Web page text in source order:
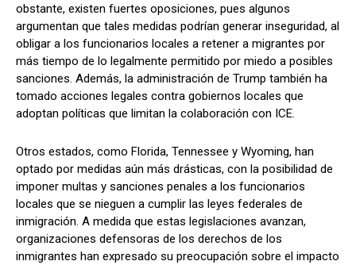
obstante, existen fuertes oposiciones, pues algunos
argumentan que tales medidas podrían generar inseguridad, al
obligar a los funcionarios locales a retener a migrantes por
más tiempo de lo legalmente permitido por miedo a posibles
sanciones. Además, la administración de Trump también ha
tomado acciones legales contra gobiernos locales que
adoptan políticas que limitan la colaboración con ICE.
Otros estados, como Florida, Tennessee y Wyoming, han
optado por medidas aún más drásticas, con la posibilidad de
imponer multas y sanciones penales a los funcionarios
locales que se nieguen a cumplir las leyes federales de
inmigración. A medida que estas legislaciones avanzan,
organizaciones defensoras de los derechos de los
inmigrantes han expresado su preocupación sobre el impacto